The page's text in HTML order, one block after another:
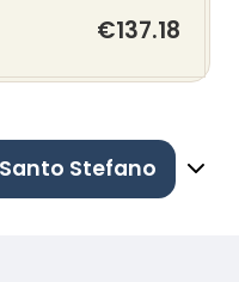
€137.18
Stefano